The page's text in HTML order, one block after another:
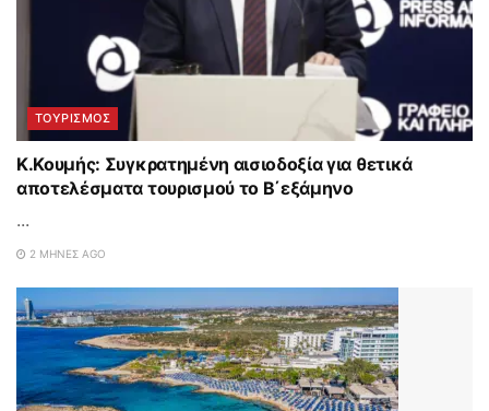
ΤΟΥΡΙΣΜΟΣ
Κ.Κουμής: Συγκρατημένη αισιοδοξία για θετικά
αποτελέσματα τουρισμού το Β΄εξάμηνο
...
2 ΜΉΝΕΣ AGO